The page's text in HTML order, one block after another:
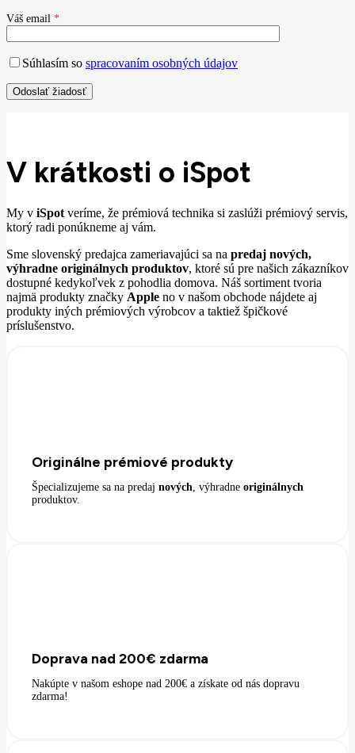
Váš email *
Súhlasím so spracovaním osobných údajov
V krátkosti o iSpot
My v iSpot veríme, že prémiová technika si zaslúži prémiový servis,
ktorý radi ponúkneme aj vám.
Sme slovenský predajca zameriavajúci sa na predaj nových,
výhradne originálnych produktov, ktoré sú pre našich zákazníkov
dostupné kedykoľvek z pohodlia domova. Náš sortiment tvoria
najmä produkty značky Apple no v našom obchode nájdete aj
produkty iných prémiových výrobcov a taktiež špičkové
príslušenstvo.
Originálne prémiové produkty
Špecializujeme sa na predaj nových , výhradne originálnych
produktov.
Doprava nad 200€ zdarma
Nakúpte v našom eshope nad 200€ a získate od nás dopravu
zdarma!